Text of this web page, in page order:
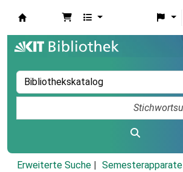
Erweiterte Suche Semesterapparate